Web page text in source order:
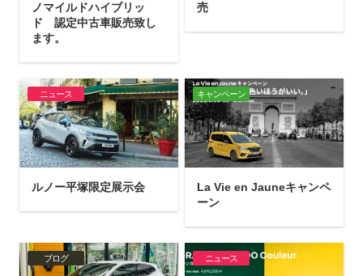
ノマイルドハイブリッ
ド 認定中古車販売致し
ます。
売
ニュース
ルノー平塚限定展示会
キャンペーン
La Vie en Jauneキャンペ
ーン
ブログ ニュース